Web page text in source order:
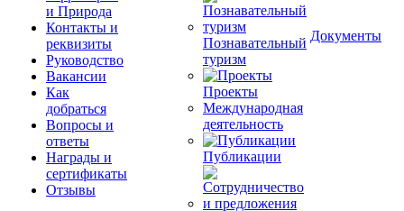
и Природа
Контакты и
реквизиты
Руководство
Вакансии
Как
добраться
Вопросы и
ответы
Награды и
сертификаты
Отзывы
Познавательный
туризм
Проекты
Международная
деятельность
Публикации
Документы